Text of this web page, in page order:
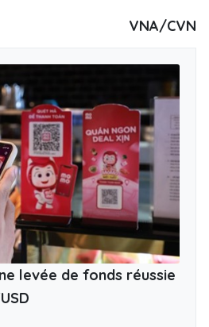
VNA/CVN
levée de fonds réussie